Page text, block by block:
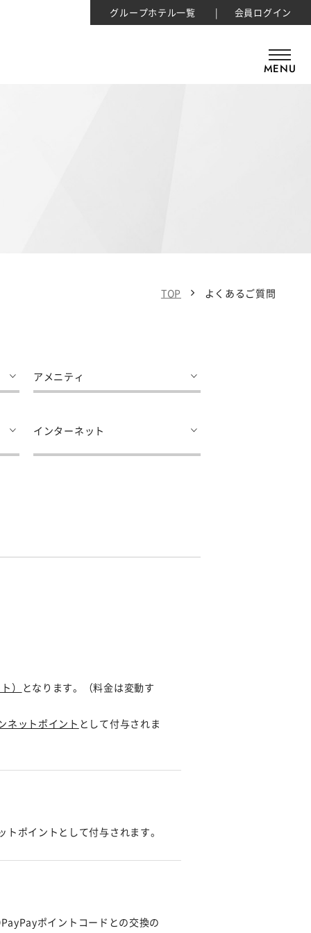
MENU
グループホテル一覧 会員ログイン
TOP よくあるご質問
アメニティ
インターネット
） となります。（料金は変動す
ネットポイント として付与されま
ポイントとして付与されます。
ポイントコードとの交換の